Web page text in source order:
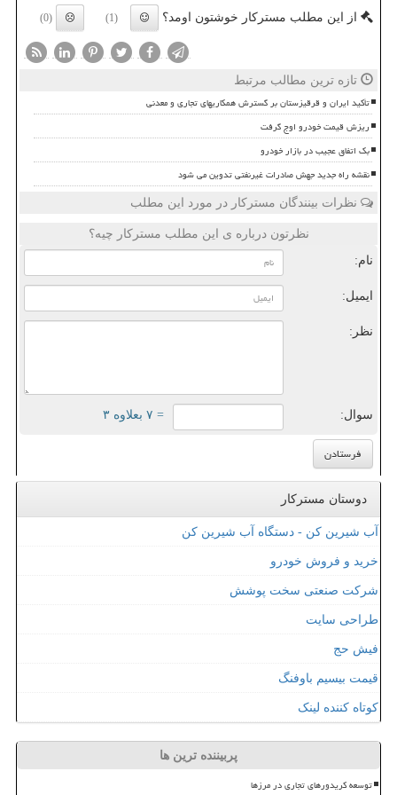
از این مطلب مسترکار خوشتون اومد؟ (1)
(0)
تازه ترین مطالب مرتبط
تأکید ایران و قرقیزستان بر گسترش همکاریهای تجاری و معدنی
ریزش قیمت خودرو اوج گرفت
بک اتفاق عجیب در بازار خودرو
نقشه راه جدید جهش صادرات غیرنفتی تدوین می شود
نظرات بینندگان مسترکار در مورد این مطلب
نظرتون درباره ی این مطلب مسترکار چیه؟
نام:
ایمیل:
نظر:
سوال: = ۷ بعلاوه ۳
دوستان مسترکار
آب شیرین کن - دستگاه آب شیرین کن
خرید و فروش خودرو
شرکت صنعتی سخت پوشش
طراحی سایت
فیش حج
قیمت بیسیم باوفنگ
کوتاه کننده لینک
پربیننده ترین ها
توسعه کریدورهای تجاری در مرزها